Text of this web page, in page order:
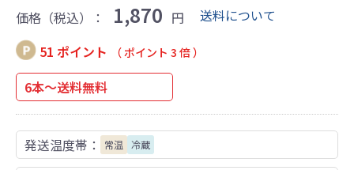
価格（税込）：
1,870 円
送料について
51 ポイント
（ ポイント 3 倍 ）
6本～送料無料
発送温度帯： 常温 冷蔵